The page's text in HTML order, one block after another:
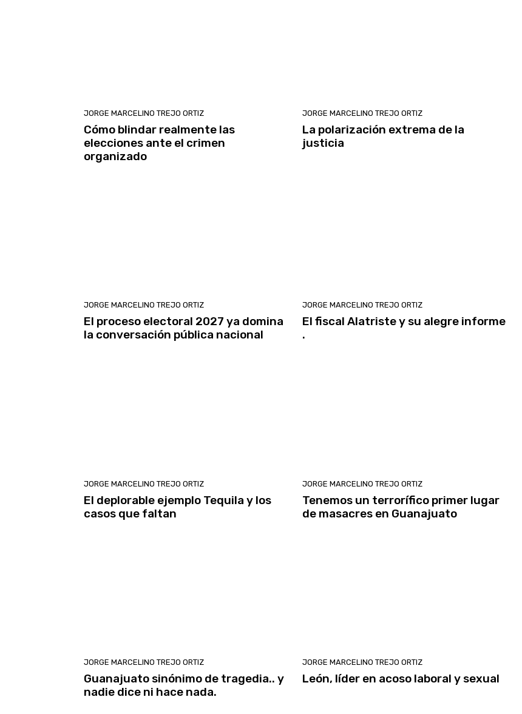
JORGE MARCELINO TREJO ORTIZ
Cómo blindar realmente las
elecciones ante el crimen
organizado
JORGE MARCELINO TREJO ORTIZ
La polarización extrema de la
justicia
JORGE MARCELINO TREJO ORTIZ
El proceso electoral 2027 ya domina
la conversación pública nacional
JORGE MARCELINO TREJO ORTIZ
El fiscal Alatriste y su alegre informe
.
JORGE MARCELINO TREJO ORTIZ
El deplorable ejemplo Tequila y los
casos que faltan
JORGE MARCELINO TREJO ORTIZ
Tenemos un terrorífico primer lugar
de masacres en Guanajuato
JORGE MARCELINO TREJO ORTIZ
Guanajuato sinónimo de tragedia.. y
nadie dice ni hace nada.
JORGE MARCELINO TREJO ORTIZ
León, líder en acoso laboral y sexual